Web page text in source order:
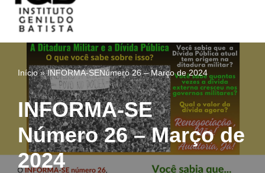
Início»INFORMA-SENúmero 26 – Março de 2024
INFORMA-SE
Número 26 – Março de
2024